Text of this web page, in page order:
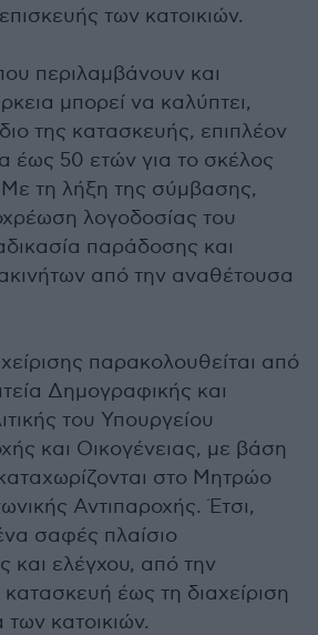
των κατοικιών.
περιλαμβάνουν και
μπορεί να καλύπτει,
της κατασκευής, επιπλέον
έως 50 ετών για το σκέλος
Με τη λήξη της σύμβασης,
λογοδοσίας του
παράδοσης και
από την αναθέτουσα
παρακολουθείται από
Δημογραφικής και
του Υπουργείου
και Οικογένειας, με βάση
στο Μητρώο
Αντιπαροχής. Έτσι,
σαφές πλαίσιο
ελέγχου, από την
έως τη διαχείριση
των κατοικιών.